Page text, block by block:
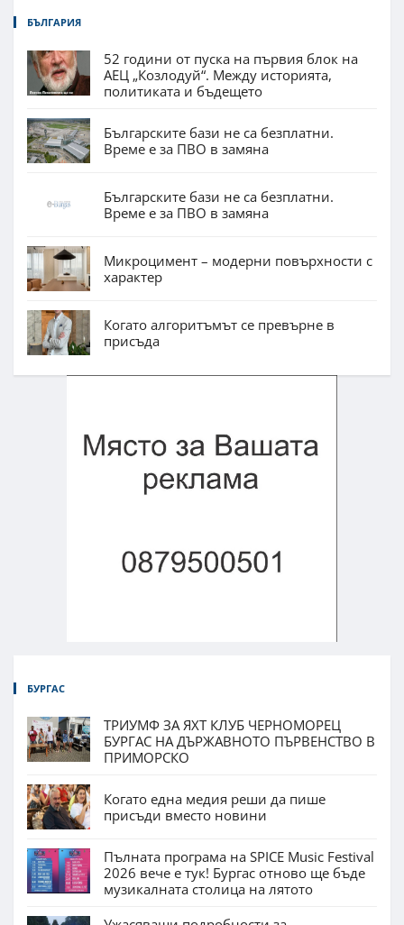
БЪЛГАРИЯ
52 години от пуска на първия блок на
АЕЦ „Козлодуй“. Между историята,
политиката и бъдещето
Българските бази не са безплатни.
Време е за ПВО в замяна
Българските бази не са безплатни.
Време е за ПВО в замяна
Микроцимент – модерни повърхности с
характер
Когато алгоритъмът се превърне в
присъда
БУРГАС
ТРИУМФ ЗА ЯХТ КЛУБ ЧЕРНОМОРЕЦ
БУРГАС НА ДЪРЖАВНОТО ПЪРВЕНСТВО В
ПРИМОРСКО
Когато една медия реши да пише
присъди вместо новини
Пълната програма на SPICE Music Festival
2026 вече е тук! Бургас отново ще бъде
музикалната столица на лятото